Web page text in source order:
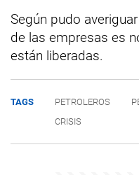
Según pudo averiguar
de las empresas es
están liberadas.
TAGS PETROLEROS
CRISIS